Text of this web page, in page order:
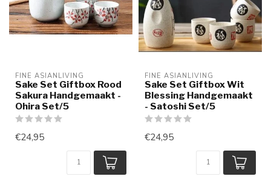
FINE ASIANLIVING
Sake Set Giftbox Rood
Sakura Handgemaakt -
Ohira Set/5
€24,95
FINE ASIANLIVING
Sake Set Giftbox Wit
Blessing Handgemaakt
- Satoshi Set/5
€24,95